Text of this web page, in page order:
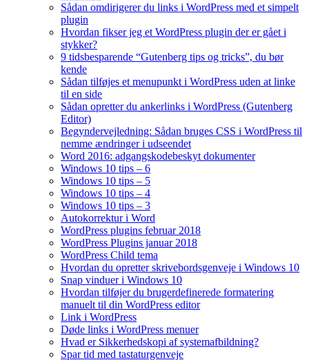
Sådan omdirigerer du links i WordPress med et simpelt
plugin
Hvordan fikser jeg et WordPress plugin der er gået i
stykker?
9 tidsbesparende “Gutenberg tips og tricks”, du bør
kende
Sådan tilføjes et menupunkt i WordPress uden at linke
til en side
Sådan opretter du ankerlinks i WordPress (Gutenberg
Editor)
Begyndervejledning: Sådan bruges CSS i WordPress til
nemme ændringer i udseendet
Word 2016: adgangskodebeskyt dokumenter
Windows 10 tips – 6
Windows 10 tips – 5
Windows 10 tips – 4
Windows 10 tips – 3
Autokorrektur i Word
WordPress plugins februar 2018
WordPress Plugins januar 2018
WordPress Child tema
Hvordan du opretter skrivebordsgenveje i Windows 10
Snap vinduer i Windows 10
Hvordan tilføjer du brugerdefinerede formatering
manuelt til din WordPress editor
Link i WordPress
Døde links i WordPress menuer
Hvad er Sikkerhedskopi af systemafbildning?
Spar tid med tastaturgenveje